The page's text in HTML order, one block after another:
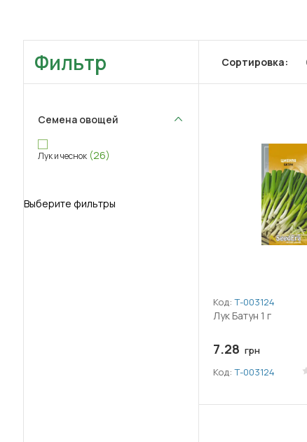
Фильтр
Семена овощей
Лук и чеснок (26)
Выберите фильтры
Сортировка:
Код: Т-003124
Лук Батун 1 г
7.28 грн
Код: Т-003124